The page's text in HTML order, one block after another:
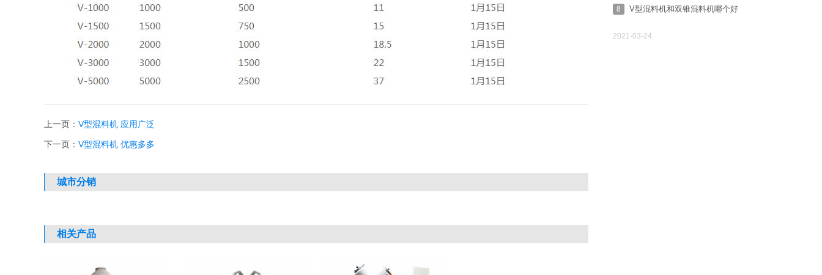
上一页： V型混料机 应用广泛
下一页： V型混料机 优惠多多
城市分销
相关产品
8
V型混料机和双锥混料机哪个好
2021-03-24